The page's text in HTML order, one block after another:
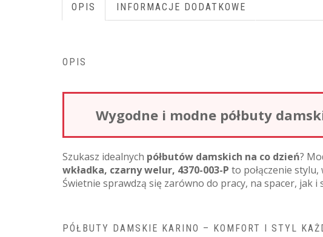
OPIS INFORMACJE DODATKOWE
OPIS
Wygodne i modne półbuty
Szukasz idealnych półbutów damskich na co dzień?
wkładka, czarny welur, 4370-003-P to połączenie
Świetnie sprawdzą się zarówno do pracy, na spacer, jak i
PÓŁBUTY DAMSKIE KARINO – KOMFORT I STYL